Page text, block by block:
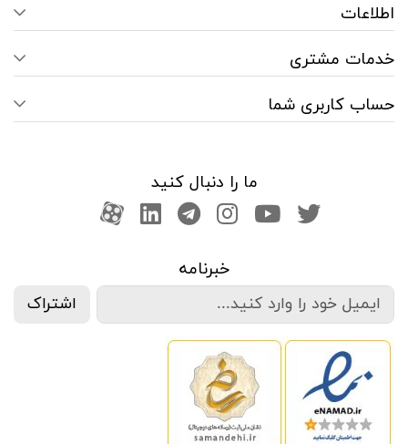
اطلاعات
خدمات مشتری
حساب کاربری شما
ما را دنبال کنید
صفحه تویتر
کانال یوتوب
اینستاگرام
کانال تلگرام
کانال لینکدین
آپارات
خبرنامه
اشتراک